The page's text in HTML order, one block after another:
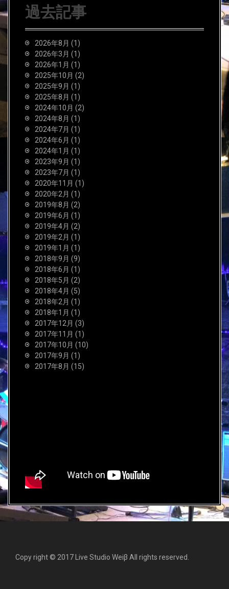
過去記事
2026年8月 (1)
2026年3月 (1)
2026年1月 (1)
2025年10月 (2)
2025年9月 (1)
2025年8月 (1)
2024年10月 (2)
2024年8月 (1)
2024年7月 (1)
2024年6月 (1)
2024年1月 (1)
2023年9月 (1)
2023年7月 (1)
2020年11月 (1)
2020年2月 (1)
2019年8月 (2)
2019年6月 (1)
2019年4月 (2)
2019年2月 (1)
2019年1月 (1)
2018年9月 (9)
2018年6月 (1)
2018年5月 (2)
2018年4月 (5)
2018年2月 (1)
2018年1月 (1)
2017年12月 (3)
2017年11月 (1)
2017年10月 (10)
2017年9月 (1)
2017年8月 (15)
Copy right © 2017 Live Studio Weiβ All rights reserved.